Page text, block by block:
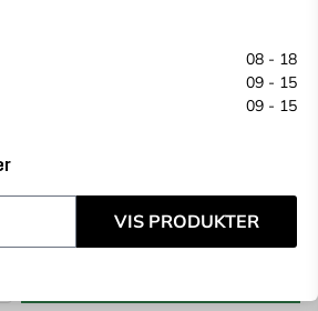
08 - 18
09 - 15
09 - 15
VIS PRODUKTER
49 kr vil blive tilføjet på vores